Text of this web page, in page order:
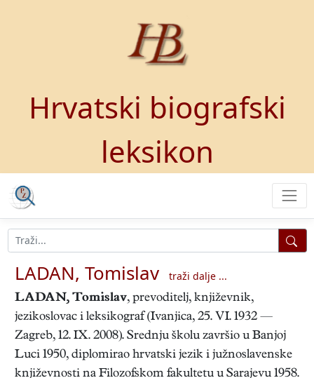
Hrvatski biografski
leksikon
LADAN, Tomislav
traži dalje ...
LADAN, Tomislav, prevoditelj, književnik,
jezikoslovac i leksikograf (Ivanjica, 25. VI. 1932 —
Zagreb, 12. IX. 2008). Srednju školu završio u Banjoj
Luci 1950, diplomirao hrvatski jezik i južnoslavenske
književnosti na Filozofskom fakultetu u Sarajevu 1958.